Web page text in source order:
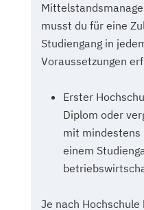
musst du für eine
Studiengang in
Voraussetzungen
Erster
Diplom oder
mit mindestens
einem
Je nach